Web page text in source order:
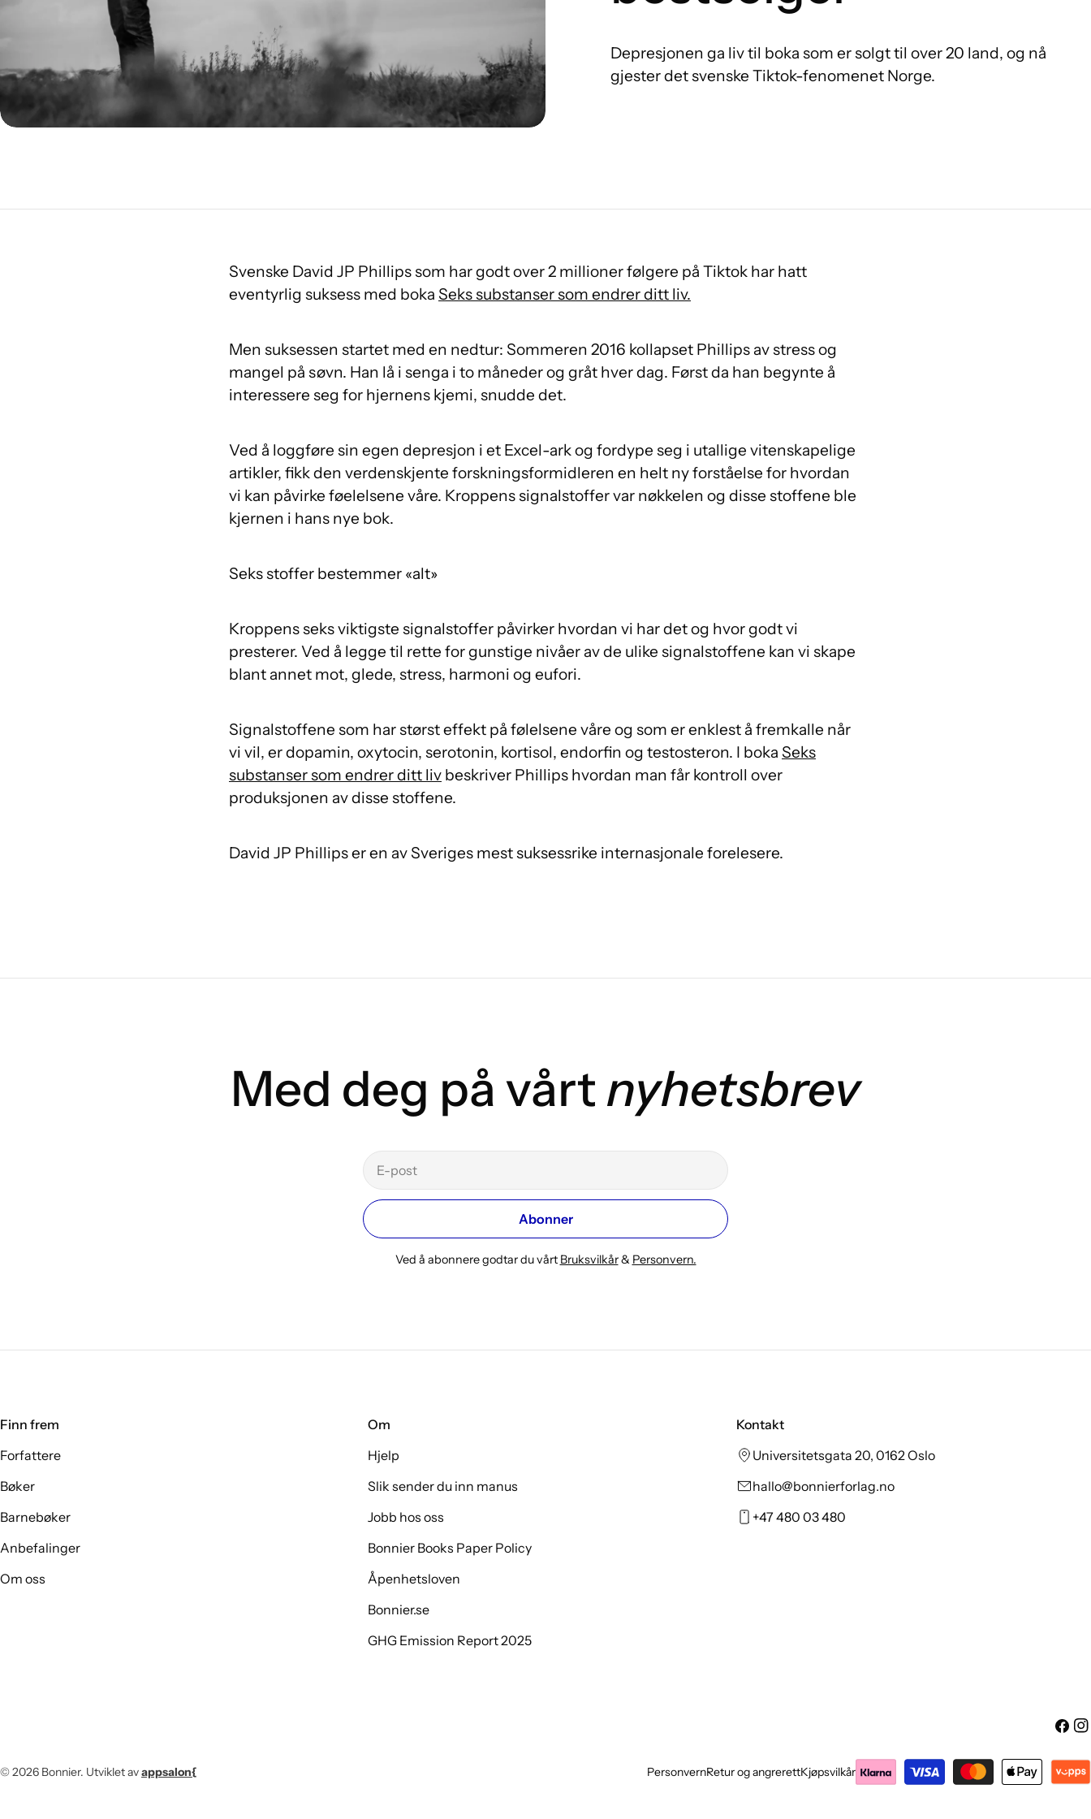
Depresjonen ga liv til boka som er solgt til over 20 land, og nå
gjester det svenske Tiktok-fenomenet Norge.
Svenske David JP Phillips som har godt over 2 millioner følgere på Tiktok har hatt
eventyrlig suksess med boka Seks substanser som endrer ditt liv.
Men suksessen startet med en nedtur: Sommeren 2016 kollapset Phillips av stress og
mangel på søvn. Han lå i senga i to måneder og gråt hver dag. Først da han begynte å
interessere seg for hjernens kjemi, snudde det.
Ved å loggføre sin egen depresjon i et Excel-ark og fordype seg i utallige vitenskapelige
artikler, fikk den verdenskjente forskningsformidleren en helt ny forståelse for hvordan
vi kan påvirke føelelsene våre. Kroppens signalstoffer var nøkkelen og disse stoffene ble
kjernen i hans nye bok.
Seks stoffer bestemmer «alt»
Kroppens seks viktigste signalstoffer påvirker hvordan vi har det og hvor godt vi
presterer. Ved å legge til rette for gunstige nivåer av de ulike signalstoffene kan vi skape
blant annet mot, glede, stress, harmoni og eufori.
Signalstoffene som har størst effekt på følelsene våre og som er enklest å fremkalle når
vi vil, er dopamin, oxytocin, serotonin, kortisol, endorfin og testosteron. I boka Seks
substanser som endrer ditt liv beskriver Phillips hvordan man får kontroll over
produksjonen av disse stoffene.
David JP Phillips er en av Sveriges mest suksessrike internasjonale forelesere.
Med deg på vårt nyhetsbrev
E-
post
Abonner
Ved å abonnere godtar du vårt Bruksvilkår& Personvern.
Finn frem
Forfattere
Bøker
Barnebøker
Anbefalinger
Om oss
Om
Hjelp
Slik sender du inn manus
Jobb hos oss
Bonnier Books Paper Policy
Åpenhetsloven
Bonnier.se
GHG Emission Report 2025
Kontakt
Universitetsgata 20, 0162 Oslo
hallo@bonnierforlag.no
+47 480 03 480
© 2026 Bonnier. Utviklet avappsalon{ PersonvernRetur og angrerettKjøpsvilkår
Betalingsmetoder